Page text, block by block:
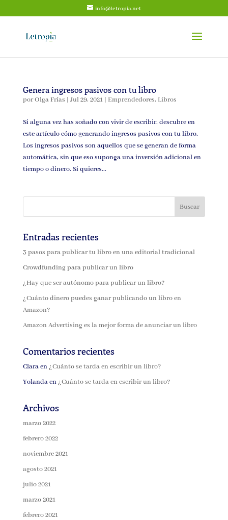
info@letropia.net
Genera ingresos pasivos con tu libro
porOlga Frías | Jul 29, 2021| Emprendedores, Libros
Si alguna vez has soñado con vivir de escribir, descubre en
este artículo cómo generando ingresos pasivos con tu libro.
Los ingresos pasivos son aquellos que se generan de forma
automática, sin que eso suponga una inversión adicional en
tiempo o dinero. Si quieres...
Entradas recientes
3 pasos para publicar tu libro en una editorial tradicional
Crowdfunding para publicar un libro
¿Hay que ser autónomo para publicar un libro?
¿Cuánto dinero puedes ganar publicando un libro en
Amazon?
Amazon Advertising es la mejor forma de anunciar un libro
Comentarios recientes
Claraen¿Cuánto se tarda en escribir un libro?
Yolandaen¿Cuánto se tarda en escribir un libro?
Archivos
marzo 2022
febrero 2022
noviembre 2021
agosto 2021
julio 2021
marzo 2021
febrero 2021